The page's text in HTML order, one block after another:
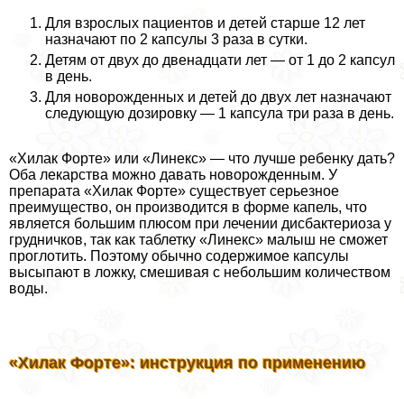
Для взрослых пациентов и детей старше 12 лет
назначают по 2 капсулы 3 раза в сутки.
Детям от двух до двенадцати лет — от 1 до 2 капсул
в день.
Для новорожденных и детей до двух лет назначают
следующую дозировку — 1 капсула три раза в день.
«Хилак Форте» или «Линекс» — что лучше ребенку дать?
Оба лекарства можно давать новорожденным. У
препарата «Хилак Форте» существует серьезное
преимущество, он производится в форме капель, что
является большим плюсом при лечении дисбактериоза у
грудничков, так как таблетку «Линекс» малыш не сможет
проглотить. Поэтому обычно содержимое капсулы
высыпают в ложку, смешивая с небольшим количеством
воды.
«Хилак Форте»: инструкция по применению